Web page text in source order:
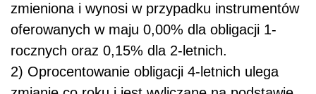
zmieniona i wynosi w przypadku instrumentów
oferowanych w maju 0,00% dla obligacji 1-
rocznych oraz 0,15% dla 2-letnich.
2) Oprocentowanie obligacji 4-letnich ulega